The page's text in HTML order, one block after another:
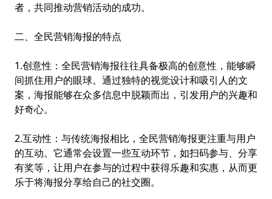
者，共同推动营销活动的成功。
二、全民营销海报的特点
1.创意性：全民营销海报往往具备极高的创意性，能够瞬
间抓住用户的眼球。通过独特的视觉设计和吸引人的文
案，海报能够在众多信息中脱颖而出，引发用户的兴趣和
好奇心。
2.互动性：与传统海报相比，全民营销海报更注重与用户
的互动。它通常会设置一些互动环节，如扫码参与、分享
有奖等，让用户在参与的过程中获得乐趣和实惠，从而更
乐于将海报分享给自己的社交圈。